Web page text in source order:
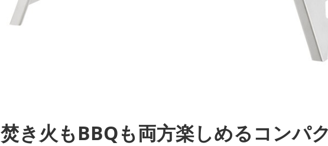
焚き火もBBQも両方楽しめるコンパ